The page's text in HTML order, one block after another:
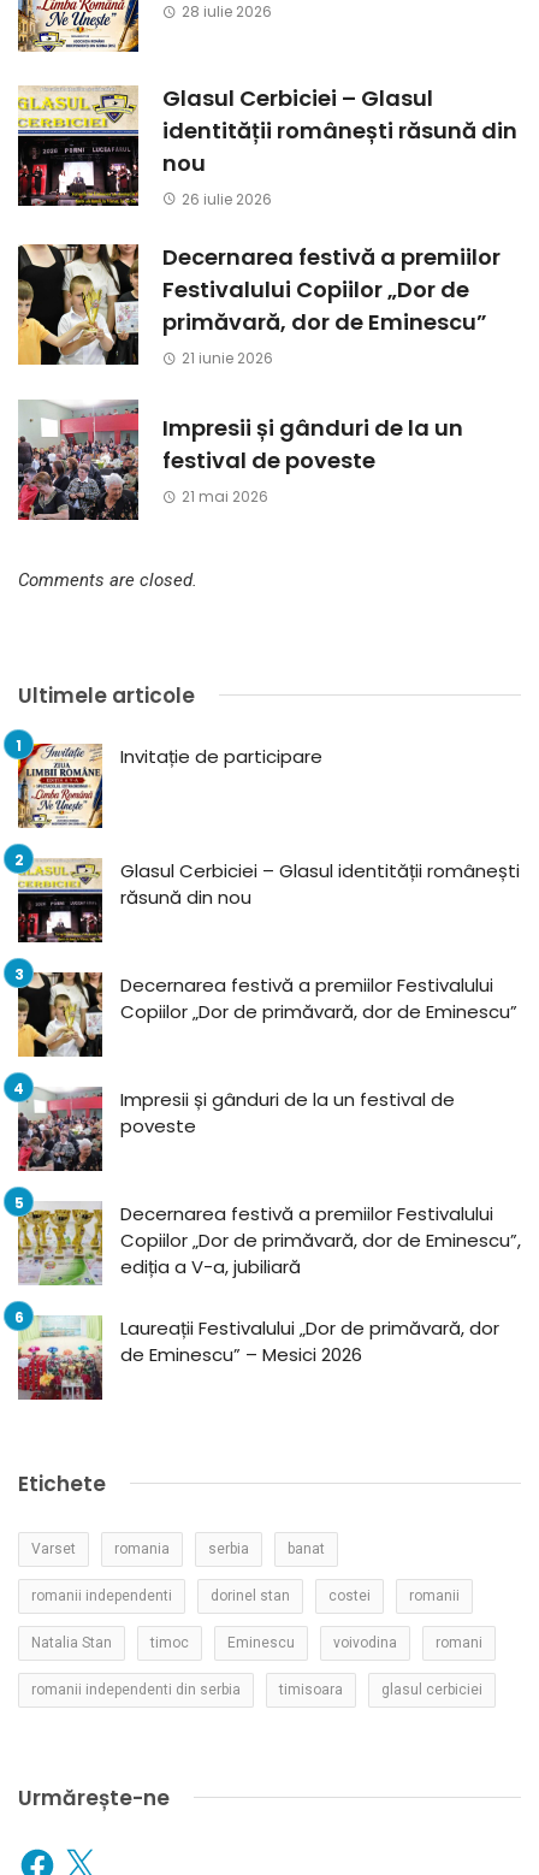
28 iulie 2026
Glasul Cerbiciei – Glasul
identității românești răsună din
nou
26 iulie 2026
Decernarea festivă a premiilor
Festivalului Copiilor „Dor de
primăvară, dor de Eminescu”
21 iunie 2026
Impresii și gânduri de la un
festival de poveste
21 mai 2026
Comments are closed.
Ultimele articole
Invitație de participare
Glasul Cerbiciei – Glasul identității românești
răsună din nou
Decernarea festivă a premiilor Festivalului
Copiilor „Dor de primăvară, dor de Eminescu”
Impresii și gânduri de la un festival de
poveste
Decernarea festivă a premiilor Festivalului
Copiilor „Dor de primăvară, dor de Eminescu”,
ediția a V-a, jubiliară
Laureații Festivalului „Dor de primăvară, dor
de Eminescu” – Mesici 2026
Etichete
Varset romania serbia banat
romanii independenti dorinel stan costei romanii
Natalia Stan timoc Eminescu voivodina romani
romanii independenti din serbia timisoara glasul cerbiciei
Urmărește-ne
Facebook
X